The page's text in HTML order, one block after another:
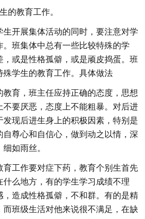
的教育工作。
生开展集体活动的同时，要注意对学
。班集体中总有一些比较特殊的学
，或是性格孤僻，或是顽皮捣蛋。班
殊学生的教育工作。具体做法
教育，班主任应持正确的态度，思想
不要厌恶，态度上不能粗暴。对后进
发现后进生身上的积极因素，特别是
自尊心和自信心，做到动之以情，深
如雨丝。
育工作要对症下药，教育个别生首先
什么地方，有的学生学习成绩不理
，造成性格孤僻，不和群。有的是精
而班级生活对他来说很不满足，在缺